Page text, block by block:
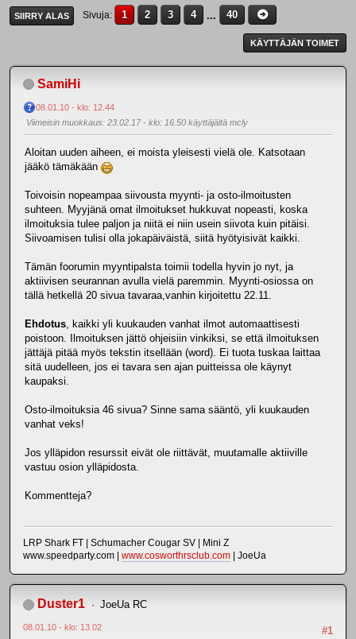
SIIRRY ALAS Sivuja 1 2 3 4 ... 40
KÄYTTÄJÄN TOIMET
SamiHi
08.01.10 - klo: 12.44
Viimeisin muokkaus: 23.02.17 - klo: 16.50 käyttäjältä mcly
Aloitan uuden aiheen, ei moista yleisesti vielä ole. Katsotaan
jääkö tämäkään
Toivoisin nopeampaa siivousta myynti- ja osto-ilmoitusten
suhteen. Myyjänä omat ilmoitukset hukkuvat nopeasti, koska
ilmoituksia tulee paljon ja niitä ei niin usein siivota kuin pitäisi.
Siivoamisen tulisi olla jokapäiväistä, siitä hyötyisivät kaikki.
Tämän foorumin myyntipalsta toimii todella hyvin jo nyt, ja
aktiivisen seurannan avulla vielä paremmin. Myynti-osiossa on
tällä hetkellä 20 sivua tavaraa,vanhin kirjoitettu 22.11.
Ehdotus , kaikki yli kuukauden vanhat ilmot automaattisesti
poistoon. Ilmoituksen jättö ohjeisiin vinkiksi, se että ilmoituksen
jättäjä pitää myös tekstin itsellään (word). Ei tuota tuskaa laittaa
sitä uudelleen, jos ei tavara sen ajan puitteissa ole käynyt
kaupaksi.
Osto-ilmoituksia 46 sivua? Sinne sama sääntö, yli kuukauden
vanhat veks!
Jos ylläpidon resurssit eivät ole riittävät, muutamalle aktiiville
vastuu osion ylläpidosta.
Kommentteja?
LRP Shark FT | Schumacher Cougar SV | Mini Z
www.speedparty.com | www.cosworthrsclub.com | JoeUa
Duster1 JoeUa RC
#1
08.01.10 - klo: 13.02